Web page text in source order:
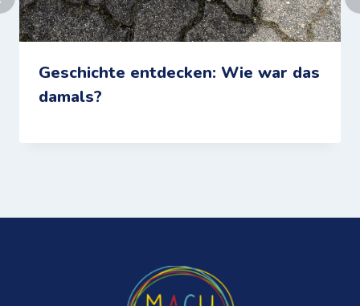
Geschichte entdecken: Wie war das
damals?